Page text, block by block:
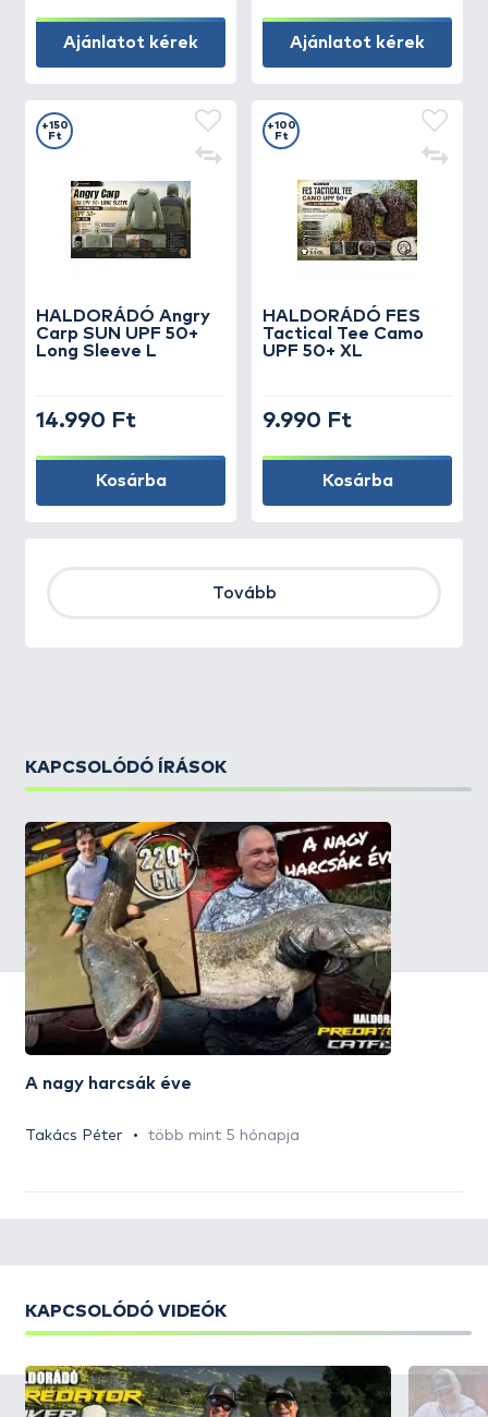
Ajánlatot kérek Ajánlatot kérek
HALDORÁDÓ Angry
Carp SUN UPF 50+
Long Sleeve L
+150
Ft
14.990 Ft
Kosárba
HALDORÁDÓ FES
Tactical Tee Camo
UPF 50+ XL
+100
Ft
9.990 Ft
Kosárba
Tovább
KAPCSOLÓDÓ ÍRÁSOK
A nagy harcsák éve
Takács Péter több mint 5 hónapja
KAPCSOLÓDÓ VIDEÓK